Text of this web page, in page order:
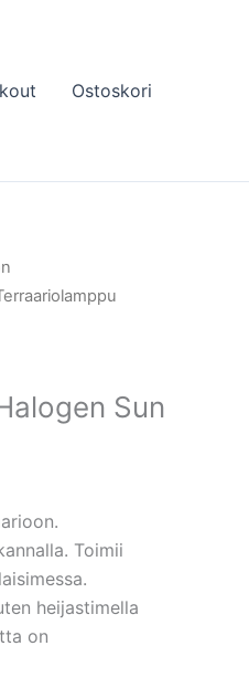
Ostoskori
Sun
Toimii
heijastimella
on